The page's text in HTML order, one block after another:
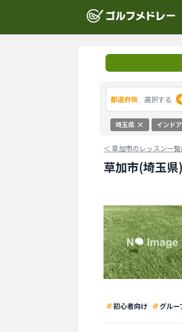
都道府県 選択する
埼玉県 インドア
＜ 草加市のレッスン一覧
草加市(埼玉
初心者向け
グルー